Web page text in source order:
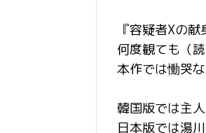
『容疑者Xの
何度観ても（
本作では慟哭な
韓国版では主
日本版では湯